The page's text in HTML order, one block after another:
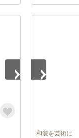
和装を芸術に